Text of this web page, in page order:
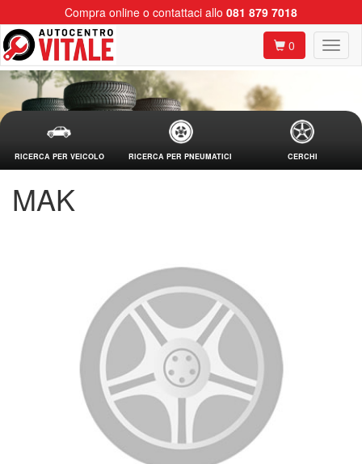
Compra online o contattaci allo 081 879 7018
0
RICERCA PER VEICOLO RICERCA PER PNEUMATICI CERCHI
MAK